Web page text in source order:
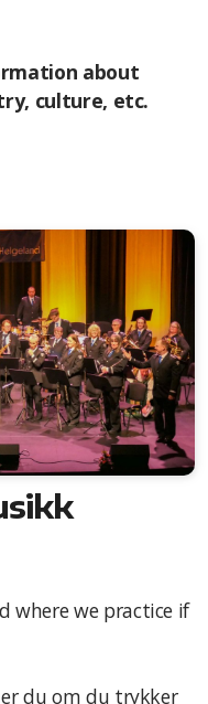
about
culture, etc.
where we practice if
du om du trykker